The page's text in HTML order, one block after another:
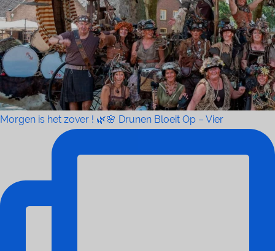
Morgen is het zover ! 🌿🌸 Drunen Bloeit Op – Vier